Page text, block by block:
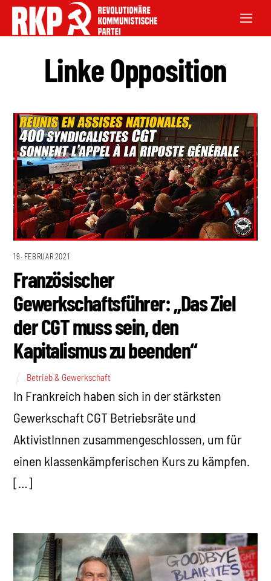
Linke Opposition
19. FEBRUAR 2021
Französischer
Gewerkschaftsführer: „Das Ziel
der CGT muss sein, den
Kapitalismus zu beenden“
Betrieb & Gewerkschaft
In Frankreich haben sich in der stärksten
Gewerkschaft CGT Betriebsräte und
AktivistInnen zusammengeschlossen, um für
einen klassenkämpferischen Kurs zu kämpfen.
[…]